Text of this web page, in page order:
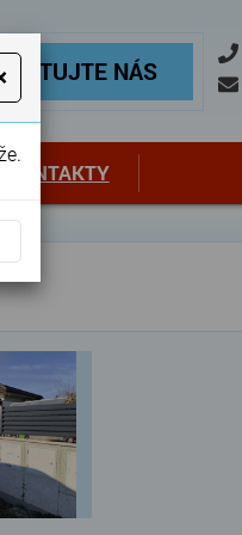
nás
NÁS
KONTAKTY